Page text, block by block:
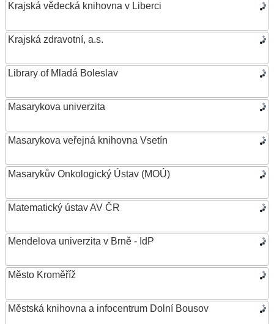
Krajská vědecká knihovna v Liberci
Krajská zdravotní, a.s.
Library of Mladá Boleslav
Masarykova univerzita
Masarykova veřejná knihovna Vsetín
Masarykův Onkologický Ústav (MOÚ)
Matematický ústav AV ČR
Mendelova univerzita v Brně - IdP
Město Kroměříž
Městská knihovna a infocentrum Dolní Bousov